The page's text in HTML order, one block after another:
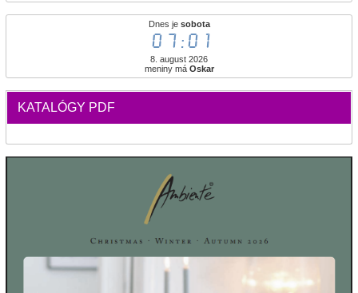
Dnes je sobota
07:01
8. august 2026
meniny má Oskar
KATALÓGY PDF